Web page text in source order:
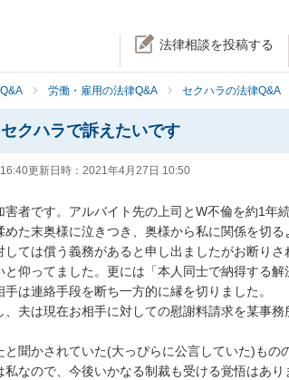
法律相談を投稿する
労働・雇用の法律Q&A セクハラの法律Q&A
クハラで訴えたいです
更新日時： 2021年4月27日 10:50
害者です。アルバイト先の上司とW不倫を約1年
めた末奥様に泣きつき、奥様から私に関係を切る
しては償う義務があると申し出ましたがお断り
仰ってました。更には「本人同士で納得する解
は連絡手段を断ち一方的に縁を切りました。
夫は現在お相手に対しての慰謝料請求を某事務
と聞かされていた(大っぴらに公言していた)もの
私なので、今後いかなる制裁も受ける覚悟はあ